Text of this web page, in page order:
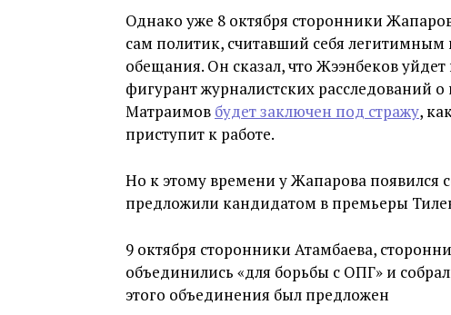
Однако уже 8 октября сторонники
сам политик, считавший себя
обещания. Он сказал, что Жээнбеков
фигурант журналистских расследований
Матраимов будет заключен под стражу,
приступит к работе.
Но к этому времени у Жапарова
предложили кандидатом в премьеры
9 октября сторонники Атамбаева,
объединились «для борьбы с ОПГ» и
этого объединения был предложен